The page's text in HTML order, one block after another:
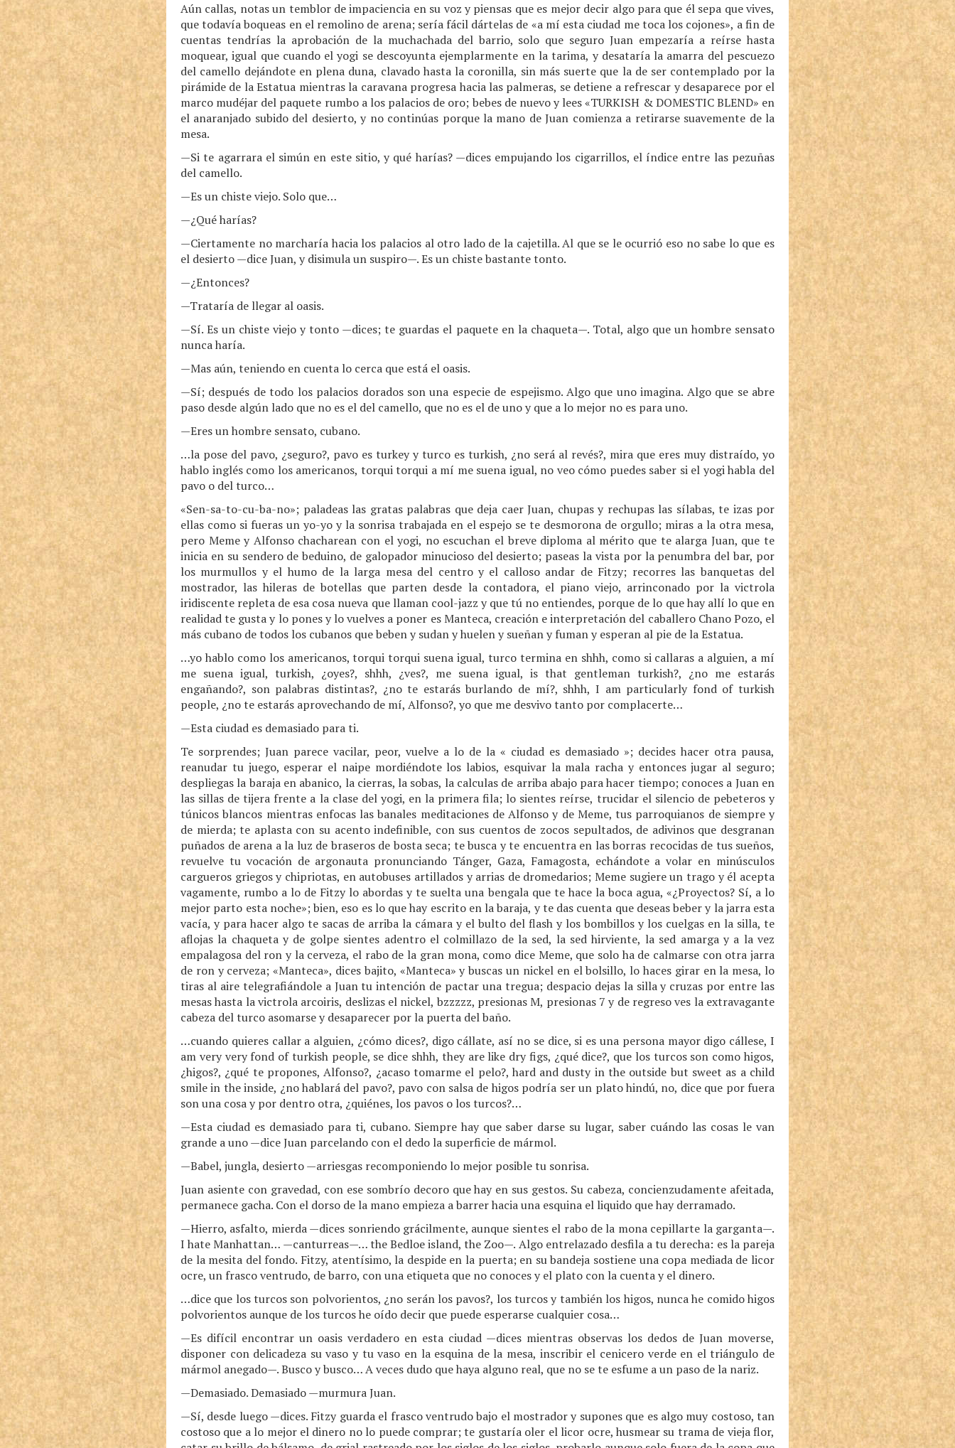
Aún callas, notas un temblor de impaciencia en su voz y piensas que es mejor decir algo para que él sepa que vives,
que todavía boqueas en el remolino de arena; sería fácil dártelas de «a mí esta ciudad me toca los cojones», a fin de
cuentas tendrías la aprobación de la muchachada del barrio, solo que seguro Juan empezaría a reírse hasta
moquear, igual que cuando el yogi se descoyunta ejemplarmente en la tarima, y desataría la amarra del pescuezo
del camello dejándote en plena duna, clavado hasta la coronilla, sin más suerte que la de ser contemplado por la
pirámide de la Estatua mientras la caravana progresa hacia las palmeras, se detiene a refrescar y desaparece por el
marco mudéjar del paquete rumbo a los palacios de oro; bebes de nuevo y lees «TURKISH & DOMESTIC BLEND» en
el anaranjado subido del desierto, y no continúas porque la mano de Juan comienza a retirarse suavemente de la
mesa.
—Si te agarrara el simún en este sitio, y qué harías? —dices empujando los cigarrillos, el índice entre las pezuñas
del camello.
—Es un chiste viejo. Solo que…
—¿Qué harías?
—Ciertamente no marcharía hacia los palacios al otro lado de la cajetilla. Al que se le ocurrió eso no sabe lo que es
el desierto —dice Juan, y disimula un suspiro—. Es un chiste bastante tonto.
—¿Entonces?
—Trataría de llegar al oasis.
—Sí. Es un chiste viejo y tonto —dices; te guardas el paquete en la chaqueta—. Total, algo que un hombre sensato
nunca haría.
—Mas aún, teniendo en cuenta lo cerca que está el oasis.
—Sí; después de todo los palacios dorados son una especie de espejismo. Algo que uno imagina. Algo que se abre
paso desde algún lado que no es el del camello, que no es el de uno y que a lo mejor no es para uno.
—Eres un hombre sensato, cubano.
…la pose del pavo, ¿seguro?, pavo es turkey y turco es turkish, ¿no será al revés?, mira que eres muy distraído, yo
hablo inglés como los americanos, torqui torqui a mí me suena igual, no veo cómo puedes saber si el yogi habla del
pavo o del turco…
«Sen-sa-to-cu-ba-no»; paladeas las gratas palabras que deja caer Juan, chupas y rechupas las sílabas, te izas por
ellas como si fueras un yo-yo y la sonrisa trabajada en el espejo se te desmorona de orgullo; miras a la otra mesa,
pero Meme y Alfonso chacharean con el yogi, no escuchan el breve diploma al mérito que te alarga Juan, que te
inicia en su sendero de beduino, de galopador minucioso del desierto; paseas la vista por la penumbra del bar, por
los murmullos y el humo de la larga mesa del centro y el calloso andar de Fitzy; recorres las banquetas del
mostrador, las hileras de botellas que parten desde la contadora, el piano viejo, arrinconado por la victrola
iridiscente repleta de esa cosa nueva que llaman cool-jazz y que tú no entiendes, porque de lo que hay allí lo que en
realidad te gusta y lo pones y lo vuelves a poner es Manteca, creación e interpretación del caballero Chano Pozo, el
más cubano de todos los cubanos que beben y sudan y huelen y sueñan y fuman y esperan al pie de la Estatua.
…yo hablo como los americanos, torqui torqui suena igual, turco termina en shhh, como si callaras a alguien, a mí
me suena igual, turkish, ¿oyes?, shhh, ¿ves?, me suena igual, is that gentleman turkish?, ¿no me estarás
engañando?, son palabras distintas?, ¿no te estarás burlando de mí?, shhh, I am particularly fond of turkish
people, ¿no te estarás aprovechando de mí, Alfonso?, yo que me desvivo tanto por complacerte…
—Esta ciudad es demasiado para ti.
Te sorprendes; Juan parece vacilar, peor, vuelve a lo de la « ciudad es demasiado »; decides hacer otra pausa,
reanudar tu juego, esperar el naipe mordiéndote los labios, esquivar la mala racha y entonces jugar al seguro;
despliegas la baraja en abanico, la cierras, la sobas, la calculas de arriba abajo para hacer tiempo; conoces a Juan en
las sillas de tijera frente a la clase del yogi, en la primera fila; lo sientes reírse, trucidar el silencio de pebeteros y
túnicos blancos mientras enfocas las banales meditaciones de Alfonso y de Meme, tus parroquianos de siempre y
de mierda; te aplasta con su acento indefinible, con sus cuentos de zocos sepultados, de adivinos que desgranan
puñados de arena a la luz de braseros de bosta seca; te busca y te encuentra en las borras recocidas de tus sueños,
revuelve tu vocación de argonauta pronunciando Tánger, Gaza, Famagosta, echándote a volar en minúsculos
cargueros griegos y chipriotas, en autobuses artillados y arrias de dromedarios; Meme sugiere un trago y él acepta
vagamente, rumbo a lo de Fitzy lo abordas y te suelta una bengala que te hace la boca agua, «¿Proyectos? Sí, a lo
mejor parto esta noche»; bien, eso es lo que hay escrito en la baraja, y te das cuenta que deseas beber y la jarra esta
vacía, y para hacer algo te sacas de arriba la cámara y el bulto del flash y los bombillos y los cuelgas en la silla, te
aflojas la chaqueta y de golpe sientes adentro el colmillazo de la sed, la sed hirviente, la sed amarga y a la vez
empalagosa del ron y la cerveza, el rabo de la gran mona, como dice Meme, que solo ha de calmarse con otra jarra
de ron y cerveza; «Manteca», dices bajito, «Manteca» y buscas un nickel en el bolsillo, lo haces girar en la mesa, lo
tiras al aire telegrafiándole a Juan tu intención de pactar una tregua; despacio dejas la silla y cruzas por entre las
mesas hasta la victrola arcoiris, deslizas el nickel, bzzzzz, presionas M, presionas 7 y de regreso ves la extravagante
cabeza del turco asomarse y desaparecer por la puerta del baño.
…cuando quieres callar a alguien, ¿cómo dices?, digo cállate, así no se dice, si es una persona mayor digo cállese, I
am very very fond of turkish people, se dice shhh, they are like dry figs, ¿qué dice?, que los turcos son como higos,
¿higos?, ¿qué te propones, Alfonso?, ¿acaso tomarme el pelo?, hard and dusty in the outside but sweet as a child
smile in the inside, ¿no hablará del pavo?, pavo con salsa de higos podría ser un plato hindú, no, dice que por fuera
son una cosa y por dentro otra, ¿quiénes, los pavos o los turcos?…
—Esta ciudad es demasiado para ti, cubano. Siempre hay que saber darse su lugar, saber cuándo las cosas le van
grande a uno —dice Juan parcelando con el dedo la superficie de mármol.
—Babel, jungla, desierto —arriesgas recomponiendo lo mejor posible tu sonrisa.
Juan asiente con gravedad, con ese sombrío decoro que hay en sus gestos. Su cabeza, concienzudamente afeitada,
permanece gacha. Con el dorso de la mano empieza a barrer hacia una esquina el liquido que hay derramado.
—Hierro, asfalto, mierda —dices sonriendo grácilmente, aunque sientes el rabo de la mona cepillarte la garganta—.
I hate Manhattan… —canturreas—… the Bedloe island, the Zoo—. Algo entrelazado desfila a tu derecha: es la pareja
de la mesita del fondo. Fitzy, atentísimo, la despide en la puerta; en su bandeja sostiene una copa mediada de licor
ocre, un frasco ventrudo, de barro, con una etiqueta que no conoces y el plato con la cuenta y el dinero.
…dice que los turcos son polvorientos, ¿no serán los pavos?, los turcos y también los higos, nunca he comido higos
polvorientos aunque de los turcos he oído decir que puede esperarse cualquier cosa…
—Es difícil encontrar un oasis verdadero en esta ciudad —dices mientras observas los dedos de Juan moverse,
disponer con delicadeza su vaso y tu vaso en la esquina de la mesa, inscribir el cenicero verde en el triángulo de
mármol anegado—. Busco y busco… A veces dudo que haya alguno real, que no se te esfume a un paso de la nariz.
—Demasiado. Demasiado —murmura Juan.
—Sí, desde luego —dices. Fitzy guarda el frasco ventrudo bajo el mostrador y supones que es algo muy costoso, tan
costoso que a lo mejor el dinero no lo puede comprar; te gustaría oler el licor ocre, husmear su trama de vieja flor,